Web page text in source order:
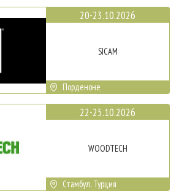
20-23.10.2026
SICAM
Порденоне
22-25.10.2026
WOODTECH
Стамбул, Турция